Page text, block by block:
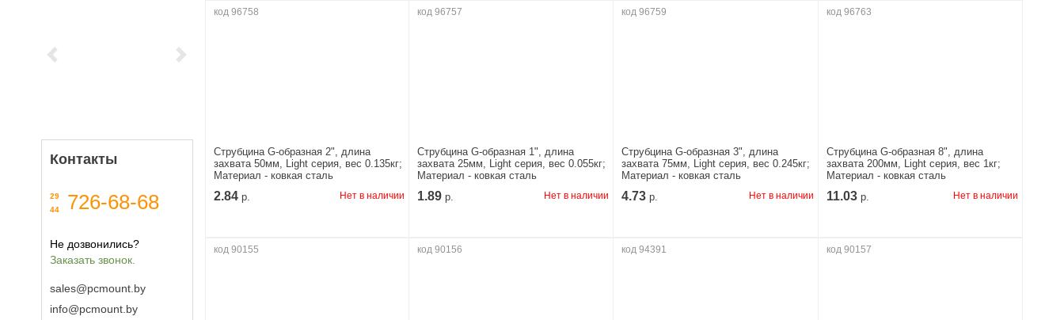
Previous Next
Контакты
29
44
726-68-68
Не дозвонились?
Заказать звонок.
sales@pcmount.by
info@pcmount.by
код 96758
Струбцина G-образная 2", длина
захвата 50мм, Light серия, вес 0.135кг;
Материал - ковкая сталь
2.84р. Нет в наличии
код 96757
Струбцина G-образная 1", длина
захвата 25мм, Light серия, вес 0.055кг;
Материал - ковкая сталь
1.89р. Нет в наличии
код 96759
Струбцина G-образная 3", длина
захвата 75мм, Light серия, вес 0.245кг;
Материал - ковкая сталь
4.73 р. Нет в наличии
код 96763
Струбцина G-образная 8", длина
захвата 200мм, Light серия, вес 1кг;
Материал - ковкая сталь
11.03р. Нет в наличии
код 90155 код 90156 код 94391 код 90157